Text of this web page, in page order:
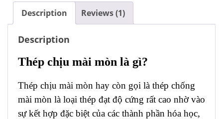
Description Reviews (1)
Description
Thép chịu mài mòn là gì?
Thép chịu mài mòn hay còn gọi là thép chống
mài mòn là loại thép đạt độ cứng rất cao nhờ vào
sự kết hợp đặc biệt của các thành phần hóa học,